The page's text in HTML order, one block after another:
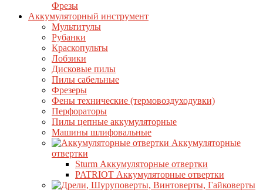
Фрезы
Аккумуляторный инструмент
Мультитулы
Рубанки
Краскопульты
Лобзики
Дисковые пилы
Пилы сабельные
Фрезеры
Фены технические (термовоздуходувки)
Перфораторы
Пилы цепные аккумуляторные
Машины шлифовальные
Аккумуляторные
отвертки
Sturm Аккумуляторные отвертки
PATRIOT Аккумуляторные отвертки